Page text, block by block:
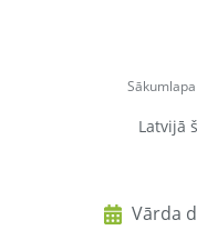
Sākumlapa
Latvijā
Vārda